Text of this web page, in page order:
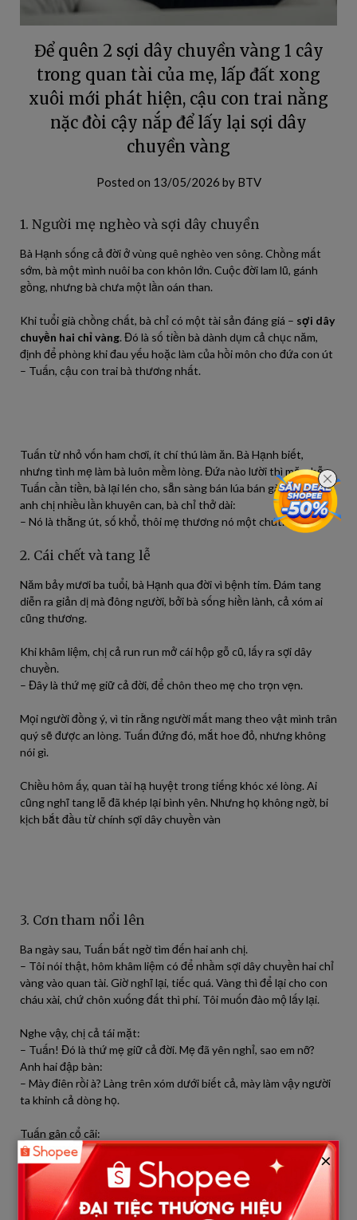
Để quên 2 sợi dây chuyền vàng 1 cây
trong quan tài của mẹ, lấp đất xong
xuôi mới phát hiện, cậu con trai nằng
nặc đòi cậy nắp để lấy lại sợi dây
chuyền vàng
Posted on 13/05/2026 by BTV
1. Người mẹ nghèo và sợi dây chuyền
Bà Hạnh sống cả đời ở vùng quê nghèo ven sông. Chồng mất
sớm, bà một mình nuôi ba con khôn lớn. Cuộc đời lam lũ, gánh
gồng, nhưng bà chưa một lần oán than.
Khi tuổi già chồng chất, bà chỉ có một tài sản đáng giá – sợi dây
chuyền hai chỉ vàng. Đó là số tiền bà dành dụm cả chục năm,
định để phòng khi đau yếu hoặc làm của hồi môn cho đứa con út
– Tuấn, cậu con trai bà thương nhất.
Tuấn từ nhỏ vốn ham chơi, ít chí thú làm ăn. Bà Hạnh biết,
nhưng tình mẹ làm bà luôn mềm lòng. Đứa nào lười thì mặc, hễ
Tuấn cần tiền, bà lại lén cho, sẵn sàng bán lúa bán gà. Hai người
anh chị nhiều lần khuyên can, bà chỉ thở dài:
– Nó là thằng út, số khổ, thôi mẹ thương nó một chút.
2. Cái chết và tang lễ
Năm bảy mươi ba tuổi, bà Hạnh qua đời vì bệnh tim. Đám tang
diễn ra giản dị mà đông người, bởi bà sống hiền lành, cả xóm ai
cũng thương.
Khi khâm liệm, chị cả run run mở cái hộp gỗ cũ, lấy ra sợi dây
chuyền.
– Đây là thứ mẹ giữ cả đời, để chôn theo mẹ cho trọn vẹn.
Mọi người đồng ý, vì tin rằng người mất mang theo vật mình trân
quý sẽ được an lòng. Tuấn đứng đó, mắt hoe đỏ, nhưng không
nói gì.
Chiều hôm ấy, quan tài hạ huyệt trong tiếng khóc xé lòng. Ai
cũng nghĩ tang lễ đã khép lại bình yên. Nhưng họ không ngờ, bi
kịch bắt đầu từ chính sợi dây chuyền vàn
3. Cơn tham nổi lên
Ba ngày sau, Tuấn bất ngờ tìm đến hai anh chị.
– Tôi nói thật, hôm khâm liệm có để nhầm sợi dây chuyền hai chỉ
vàng vào quan tài. Giờ nghĩ lại, tiếc quá. Vàng thì để lại cho con
cháu xài, chứ chôn xuống đất thì phí. Tôi muốn đào mộ lấy lại.
Nghe vậy, chị cả tái mặt:
– Tuấn! Đó là thứ mẹ giữ cả đời. Mẹ đã yên nghỉ, sao em nỡ?
Anh hai đập bàn:
– Mày điên rồi à? Làng trên xóm dưới biết cả, mày làm vậy người
ta khinh cả dòng họ.
Tuấn gân cổ cãi:
– Người chết rồi thì đâu còn dùng được! Vàng ấy mẹ giữ cho tôi,
tôi lấy lại cũng đúng thôi.
Tin đồn lan ra. Cả làng bàng hoàng: “Con trai út bà Hạnh định
×